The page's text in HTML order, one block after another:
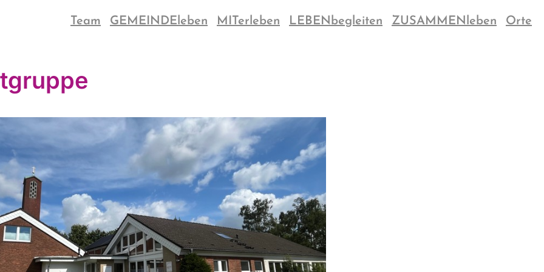
Team GEMEINDEleben MITerleben LEBENbegleiten ZUSAMMENleben Orte